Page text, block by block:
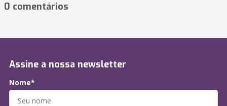
0 comentários
Assine a nossa newsletter
Nome*